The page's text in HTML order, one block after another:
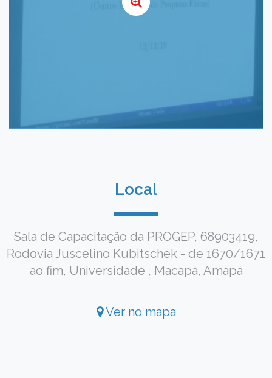
Local
Sala de Capacitação da PROGEP, 68903419,
Rodovia Juscelino Kubitschek - de 1670/1671
ao fim, Universidade , Macapá, Amapá
Ver no mapa